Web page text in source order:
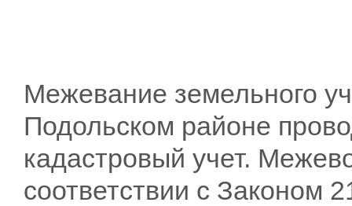
Межевание земельного
Подольском районе
кадастровый учет.
соответствии с Законом